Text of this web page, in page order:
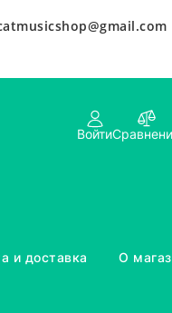
Войти
и доставка О